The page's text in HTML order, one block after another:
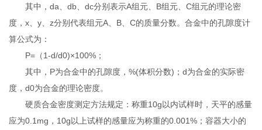
其中，da、db、dc分别表示A组元、B组元、C组元的理论密
度，x、y、z分别代表组元A、B、C的质量分数。合金中的孔隙度计
算公式为：
P=（1-d/d0)×100%；
其中，P为合金中的孔隙度，%(体积分数)；d为合金的实际密
度，d0为合金的理论密度。
硬质合金密度测定方法规定：称重10g以内试样时，天平的感量
应为0.1mg，10g以上试样的感量应为称重的0.001%；容器大小的